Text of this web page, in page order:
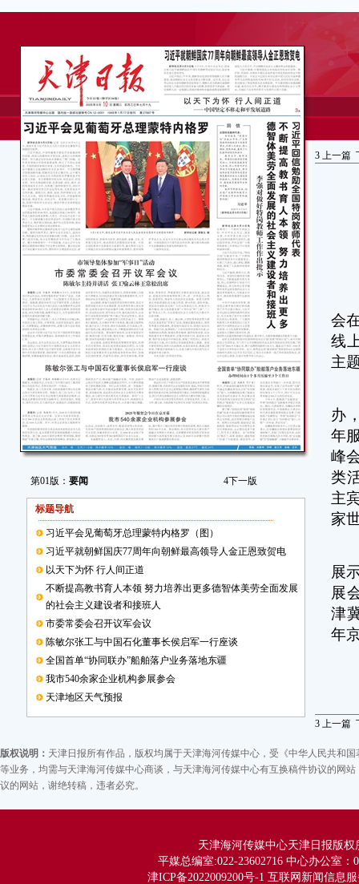
第01版： 要闻 4下一版
标题导航
习近平会见葡萄牙总理蒙特内格罗（图）
习近平就朝鲜国庆77周年向朝鲜最高领导人金正恩致贺电
以天下为怀 行人间正道
不断提高教书育人本领 努力培养出更多德智体美劳全面发展
的社会主义建设者和接班人
市委常委会召开议军会议
陈敏尔张工与中国石化董事长侯启军一行座谈
全国首单“协同联办”船舶落户业务落地东疆
我市540余家企业机构参展参会
天津地区天气预报
3 上一篇
会
线
主
办
年
峰
类
主
家
展
展
津
年
3 上一篇
版权说明： 天津日报所有作品，版权均属于天津海河传媒中心，受《中华人民共和
等业务，均需与天津海河传媒中心商谈，与天津海河传媒中心有互换稿件协议的网
议的网站，谢绝转稿，违者必究。
天津海河传媒中心天津日报版权
平媒总编室:022-23602716 中心办公室：
津ICP备2022009200号-1 互联网新闻信息